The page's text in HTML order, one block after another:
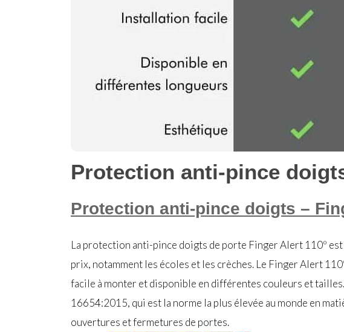
Protection anti-pince
Protection anti-pince doigts –
La protection anti-pince doigts de porte Finger Alert 110º
prix, notamment les écoles et les crèches. Le Finger Alert
facile à monter et disponible en différentes couleurs et
16654:2015, qui est la norme la plus élevée au monde en
ouvertures et fermetures de portes.